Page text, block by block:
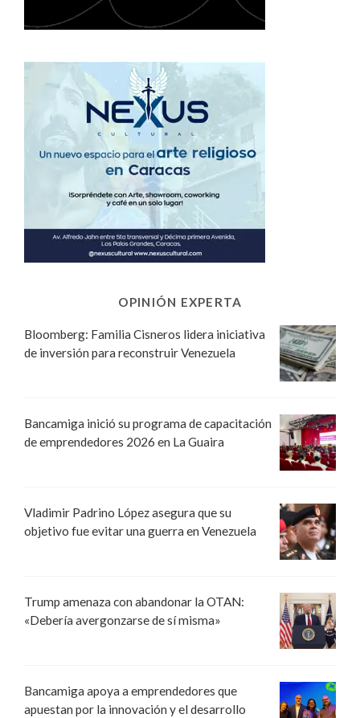
OPINIÓN EXPERTA
Bloomberg: Familia Cisneros lidera iniciativa
de inversión para reconstruir Venezuela
Bancamiga inició su programa de capacitación
de emprendedores 2026 en La Guaira
Vladimir Padrino López asegura que su
objetivo fue evitar una guerra en Venezuela
Trump amenaza con abandonar la OTAN:
«Debería avergonzarse de sí misma»
Bancamiga apoya a emprendedores que
apuestan por la innovación y el desarrollo